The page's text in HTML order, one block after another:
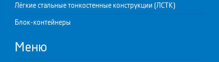
Лёгкие стальные тонкостенные конструкции (ЛСТК)
Блок-контейнеры
Меню